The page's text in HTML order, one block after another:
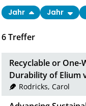
6Treffer
Jahr Jahr
Recyclable or One-
Durability of Elium
Rodricks, Carol